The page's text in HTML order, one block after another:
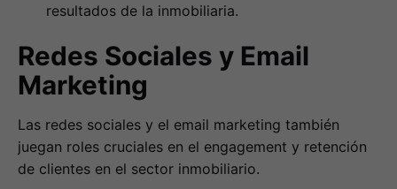
resultados de la inmobiliaria.
Redes Sociales y Email
Marketing
Las redes sociales y el email marketing también
juegan roles cruciales en el engagement y retención
de clientes en el sector inmobiliario.